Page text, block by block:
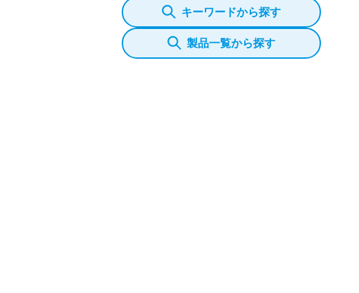
キーワードから探す
製品一覧から探す